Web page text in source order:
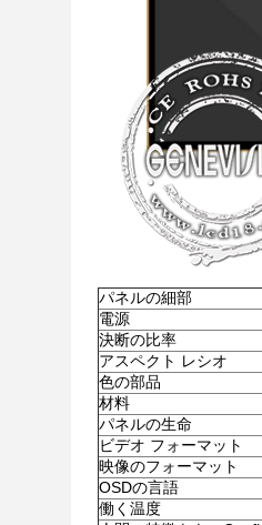
パネルの細部
電源
決断の比率
アスペクト レシオ
色の部品
材料
パネルの生命
ビデオ フォーマット
映像のフォーマット
OSDの言語
働く温度